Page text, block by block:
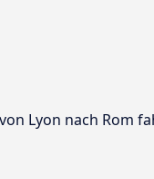
Lyon nach Rom